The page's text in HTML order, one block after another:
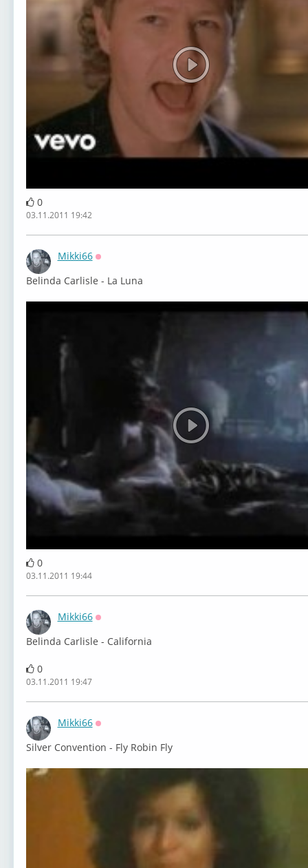
0
03.11.2011 19:42
Mikki66
Belinda Carlisle - La Luna
0
03.11.2011 19:44
Mikki66
Belinda Carlisle - California
0
03.11.2011 19:47
Mikki66
Silver Convention - Fly Robin Fly